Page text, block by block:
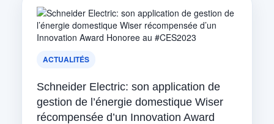
ACTUALITÉS
Schneider Electric: son application de
gestion de l’énergie domestique Wiser
récompensée d’un Innovation Award